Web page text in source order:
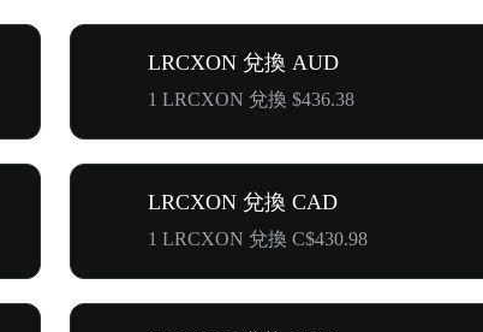
LRCXON 兌換 AUD
1 LRCXON 兌換 $436.38
LRCXON 兌換 CAD
1 LRCXON 兌換 C$430.98